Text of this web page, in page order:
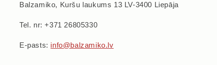
Balzamiko, Kuršu laukums 13 LV-3400 Liepāja
Tel. nr: +371 26805330
E-pasts: info@balzamiko.lv